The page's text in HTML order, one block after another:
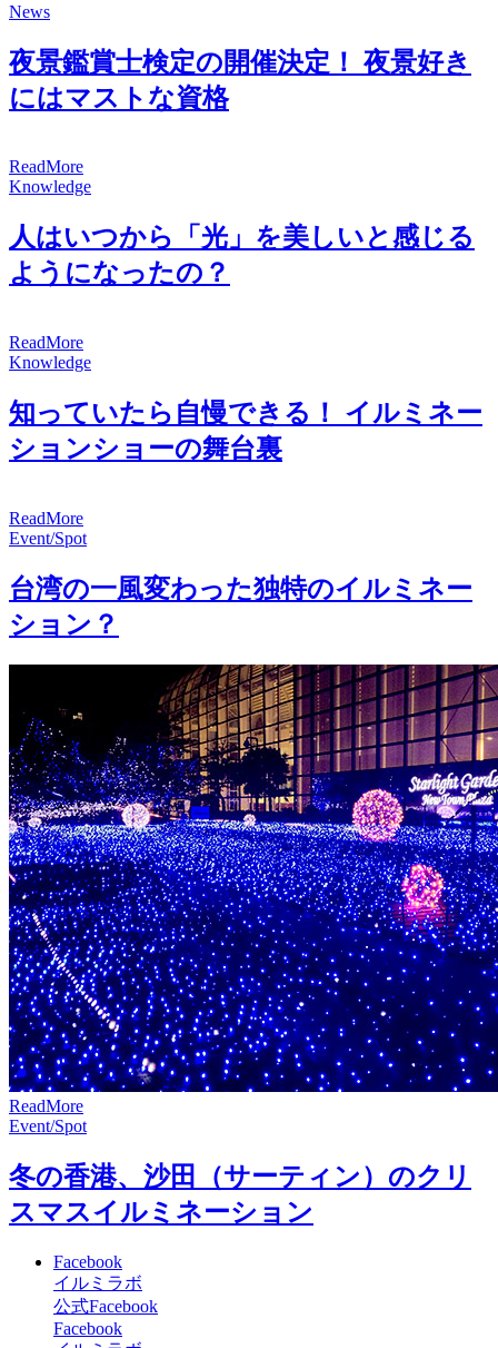
News
夜景鑑賞士検定の開催決定！ 夜景好き
にはマストな資格
ReadMore
Knowledge
人はいつから「光」を美しいと感じる
ようになったの？
ReadMore
Knowledge
知っていたら自慢できる！ イルミネー
ションショーの舞台裏
ReadMore
Event/Spot
台湾の一風変わった独特のイルミネー
ション？
ReadMore
Event/Spot
冬の香港、沙田（サーティン）のクリ
スマスイルミネーション
Facebook
イルミラボ
公式Facebook
Facebook